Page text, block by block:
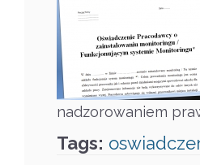
nadzorowaniem
Tags: